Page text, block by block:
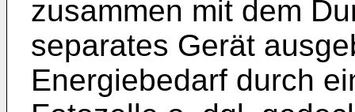
zusammen mit dem
separates Gerät
Energiebedarf durch